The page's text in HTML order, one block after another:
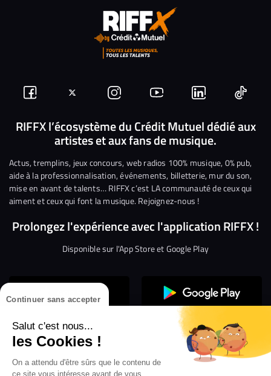
Continuer sans accepter
Salut c'est nous...
les Cookies !
On a attendu d'être sûrs que le contenu de
ce site vous intéresse avant de vous
Suivez-
nous
Facebook
Suivez-
nous
sur
Twitter
Nous
rejoindre
sur
Instagram
Nous
rejoindre
sur
YouTube
Nous
rejoindre
sur
Linkedin
Nous
RIFFX l’écosystème du Crédit Mutuel dédié aux
artistes et aux fans de musique.
Actus, tremplins, jeux concours, web radios 100% musique, 0% pub,
aide à la professionnalisation, événements, billetterie, mur du son,
mise en avant de talents… RIFFX c’est LA communauté de ceux qui
aiment et ceux qui font la musique. Rejoignez-nous !
Prolongez l'expérience avec l'application RIFFX !
Disponible sur l'App Store et Google Play
Confidentialité
Gestion des cookies